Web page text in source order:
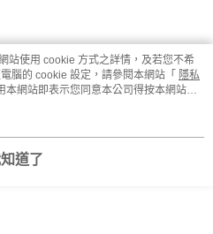
站使用 cookie 方式之詳情，及若您不希
腦的 cookie 設定，請參閱本網站「 隱私
本網站即表示您同意本公司得按本網站使
道了